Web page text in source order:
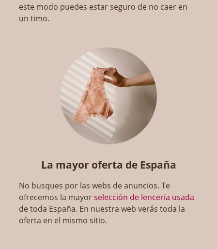
este modo puedes estar seguro de no caer en
un timo.
La mayor oferta de España
No busques por las webs de anuncios. Te
ofrecemos la mayorselección de lencería usada
de toda España. En nuestra web verás toda la
oferta en el mismo sitio.